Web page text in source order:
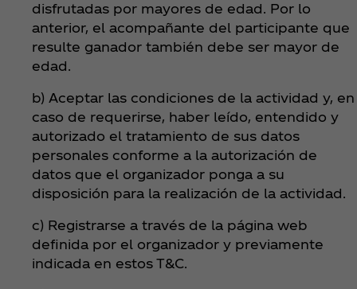
disfrutadas por mayores de edad. Por lo
anterior, el acompañante del participante que
resulte ganador también debe ser mayor de
edad.
b) Aceptar las condiciones de la actividad y, en
caso de requerirse, haber leído, entendido y
autorizado el tratamiento de sus datos
personales conforme a la autorización de
datos que el organizador ponga a su
disposición para la realización de la actividad.
c) Registrarse a través de la página web
definida por el organizador y previamente
indicada en estos T&C.